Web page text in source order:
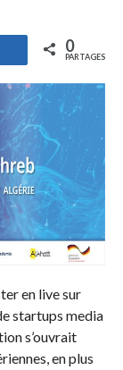
Partagez 0
PARTAGES
en live sur
startups media
s’ouvrait
en plus